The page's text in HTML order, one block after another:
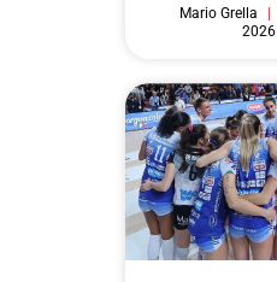
Mario Grella
2026